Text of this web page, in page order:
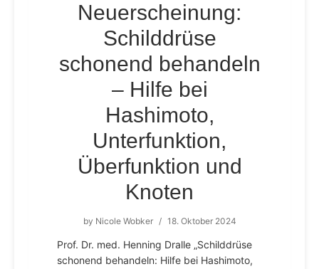
Neuerscheinung:
Schilddrüse
schonend behandeln
– Hilfe bei
Hashimoto,
Unterfunktion,
Überfunktion und
Knoten
by Nicole Wobker / 18. Oktober 2024
Prof. Dr. med. Henning Dralle „Schilddrüse
schonend behandeln: Hilfe bei Hashimoto,